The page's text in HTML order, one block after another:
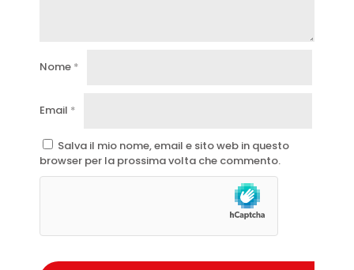
Nome *
Email *
Salva il mio nome, email e sito web in questo
browser per la prossima volta che commento.